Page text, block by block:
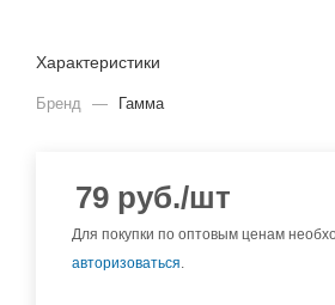
Характеристики
Бренд — Гамма
79 руб./шт
Для покупки по оптовым ценам
авторизоваться.